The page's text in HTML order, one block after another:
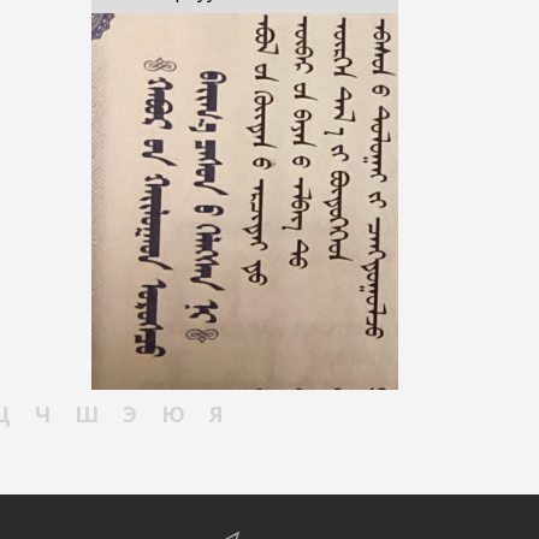
Ч Ш Э Ю Я